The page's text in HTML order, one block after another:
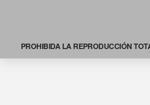
PROHIBIDA LA REPRODUCCIÓN